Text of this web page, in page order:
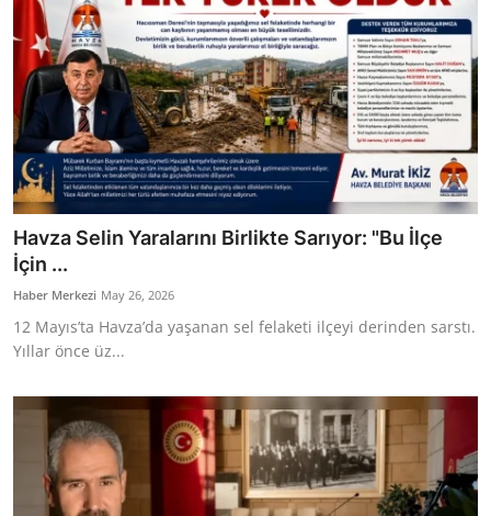
Havza Selin Yaralarını Birlikte Sarıyor: "Bu İlçe
İçin ...
Haber Merkezi May 26, 2026
12 Mayıs’ta Havza’da yaşanan sel felaketi ilçeyi derinden sarstı.
Yıllar önce üz...